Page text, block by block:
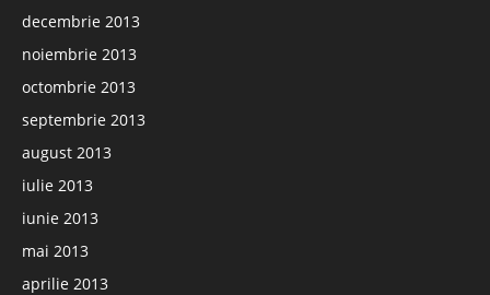
decembrie 2013
noiembrie 2013
octombrie 2013
septembrie 2013
august 2013
iulie 2013
iunie 2013
mai 2013
aprilie 2013